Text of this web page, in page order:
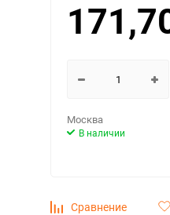
Москва
В наличии
Сравнение